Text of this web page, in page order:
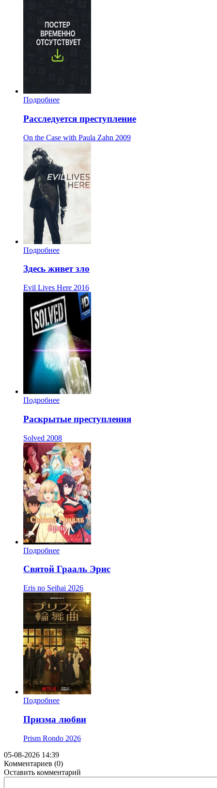
Подробнее
Расследуется преступление
On the Case with Paula Zahn 2009
Подробнее
Здесь живет зло
Evil Lives Here 2016
Подробнее
Раскрытые преступления
Solved 2008
Подробнее
Святой Грааль Эрис
Eris no Seihai 2026
Подробнее
Призма любви
Prism Rondo 2026
05-08-2026 14:39
Комментариев (0)
Оставить комментарий